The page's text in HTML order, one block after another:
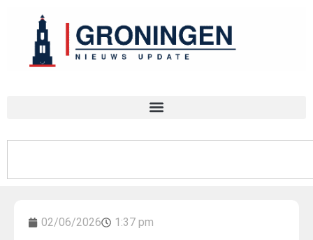
02/06/2026 1:37 pm